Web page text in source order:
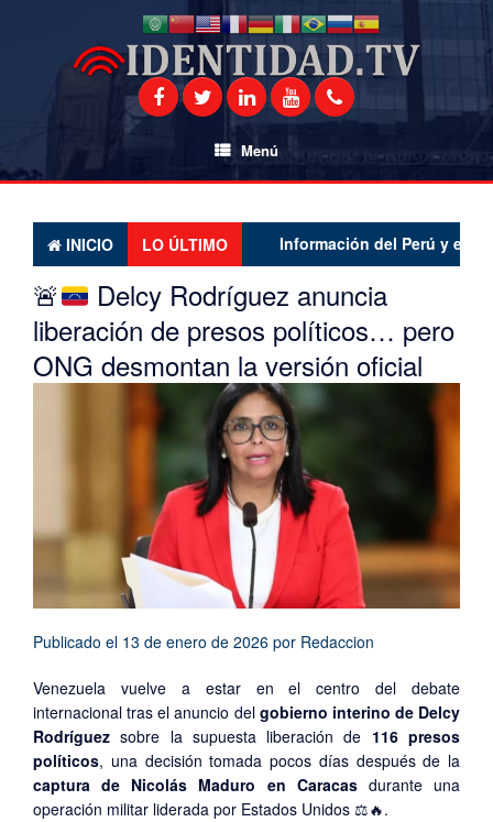
Menú
INICIO LO ÚLTIMO Información del Perú y el
🚨
Delcy Rodríguez anuncia
liberación de presos políticos… pero
ONG desmontan la versión oficial
Publicado el 13 de enero de 2026 por Redaccion
Venezuela vuelve a estar en el centro del debate
internacional tras el anuncio del gobierno interino de Delcy
Rodríguez sobre la supuesta liberación de 116 presos
políticos, una decisión tomada pocos días después de la
captura de Nicolás Maduro en Caracasdurante una
operación militar liderada por Estados Unidos ⚖️🔥.